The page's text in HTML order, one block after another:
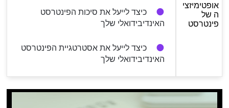
אופטימיזצי
ה של
פינטרסט
כיצד לייעל את סיכות הפינטרסט
האינדיבידואלי שלך
כיצד לייעל את אסטרטגיית הפינטרסט
האינדיבידואלי שלך